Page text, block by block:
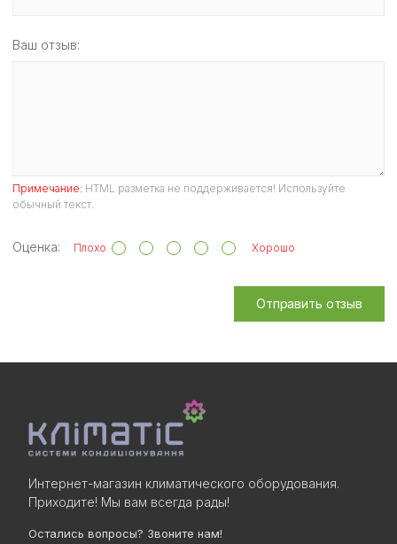
Ваш отзыв:
Примечание: HTML разметка не поддерживается! Используйте
обычный текст.
Оценка: Плохо Хорошо
Отправить отзыв
Интернет-магазин климатического оборудования.
Приходите! Мы вам всегда рады!
Остались вопросы? Звоните нам!